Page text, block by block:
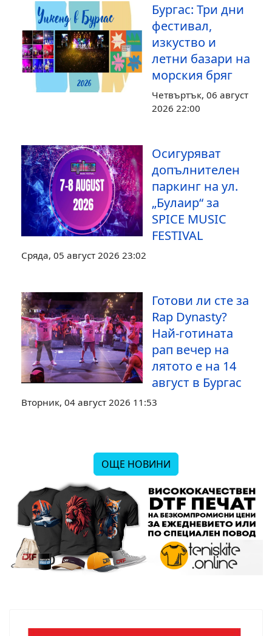
Бургас: Три дни
фестивал,
изкуство и
летни базари на
морския бряг
Четвъртък, 06 август
2026 22:00
Осигуряват
допълнителен
паркинг на ул.
„Булаир“ за
SPICE MUSIC
FESTIVAL
Сряда, 05 август 2026 23:02
Готови ли сте за
Rap Dynasty?
Най-готината
рап вечер на
лятото е на 14
август в Бургас
Вторник, 04 август 2026 11:53
ОЩЕ НОВИНИ